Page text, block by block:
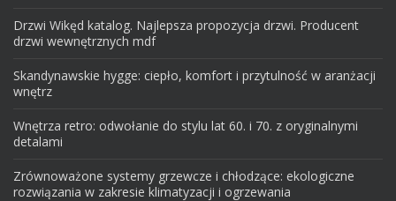
Drzwi Wikęd katalog. Najlepsza propozycja drzwi. Producent
drzwi wewnętrznych mdf
Skandynawskie hygge: ciepło, komfort i przytulność w aranżacji
wnętrz
Wnętrza retro: odwołanie do stylu lat 60. i 70. z oryginalnymi
detalami
Zrównoważone systemy grzewcze i chłodzące: ekologiczne
rozwiązania w zakresie klimatyzacji i ogrzewania